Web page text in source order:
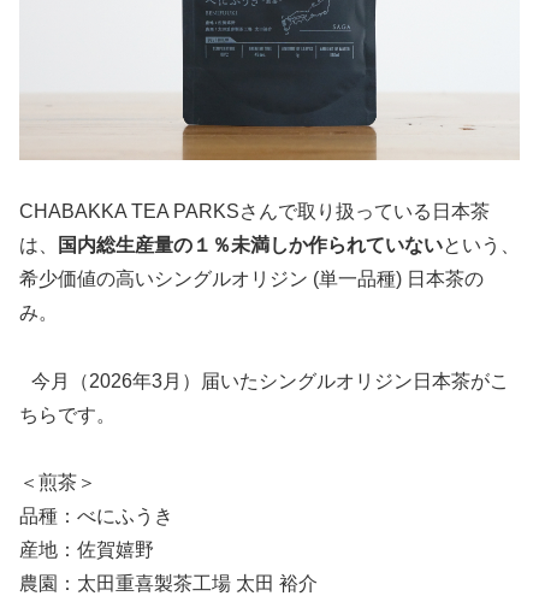
CHABAKKA TEA PARKSさんで取り扱っている日本茶
は、
国内総生産量の１％未満しか作られていないという、
希少価値の高いシングルオリジン (単一品種) 日本茶の
み。
今月（2026年3月）届いたシングルオリジン日本茶がこ
ちらです。
＜煎茶＞
品種：べにふうき
産地：佐賀嬉野
農園：太田重喜製茶工場 太田 裕介